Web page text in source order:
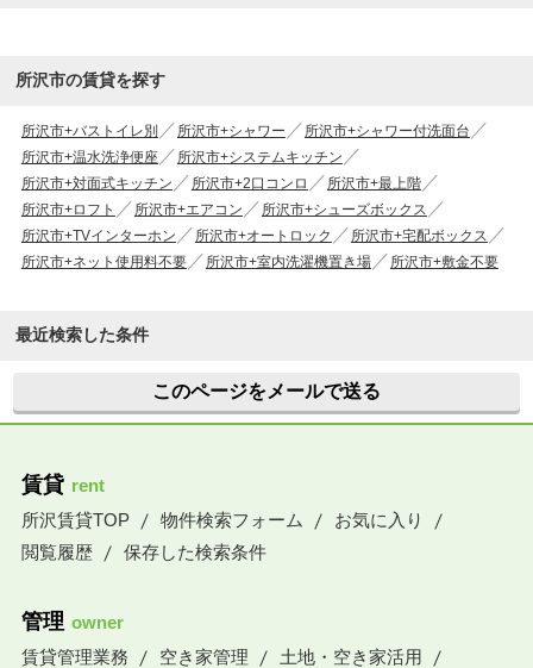
所沢市の賃貸を探す
所沢市+バストイレ別 所沢市+シャワー
所沢市+シャワー付洗面台
所沢市+温水洗浄便座
所沢市+システムキッチン
所沢市+対面式キッチン
所沢市+2口コンロ
所沢市+最上階
所沢市+ロフト
所沢市+エアコン
所沢市+シューズボックス
所沢市+TVインターホン
所沢市+オートロック
所沢市+宅配ボックス
所沢市+ネット使用料不要
所沢市+室内洗濯機置き場 所沢市+敷金不要
最近検索した条件
このページをメールで送る
賃貸 rent
所沢賃貸TOP
物件検索フォーム
お気に入り
閲覧履歴
保存した検索条件
管理 owner
賃貸管理業務
空き家管理
土地・空き家活用